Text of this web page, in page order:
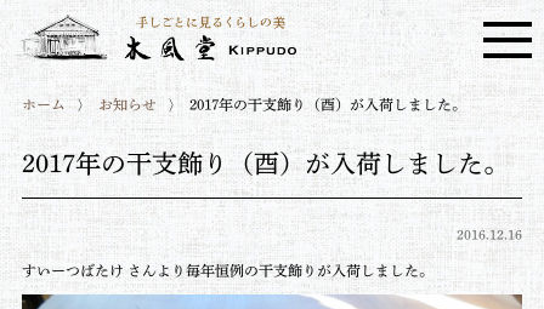
ホーム お知らせ 2017年の干支飾り（酉）が入荷しました。
2017年の干支飾り（酉）が入荷しました。
2016.12.16
すいーつばたけ さんより毎年恒例の干支飾りが入荷しました。